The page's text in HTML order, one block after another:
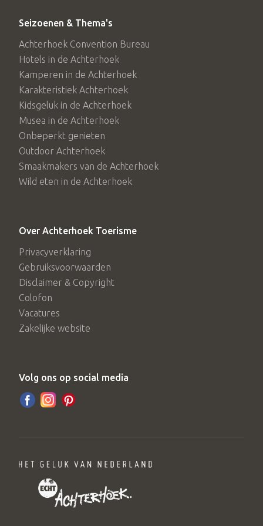
Seizoenen & Thema's
Achterhoek Convention Bureau
Hotels in de Achterhoek
Kamperen in de Achterhoek
Karakteristiek Achterhoek
Kidsgeluk in de Achterhoek
Musea in de Achterhoek
Onbeperkt genieten
Outdoor Achterhoek
Smaakmakers van de Achterhoek
Wild eten in de Achterhoek
Over Achterhoek Toerisme
Privacyverklaring
Gebruiksvoorwaarden
Disclaimer & Copyright
Colofon
Vacatures
Zakelijke website
Volg ons op social media